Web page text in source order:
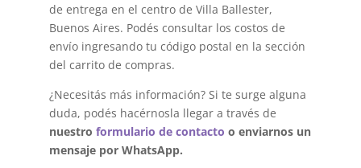
de entrega en el centro de Villa Ballester,
Buenos Aires. Podés consultar los costos de
envío ingresando tu código postal en la sección
del carrito de compras.
¿Necesitás más información? Si te surge alguna
duda, podés hacérnosla llegar a través de
nuestro formulario de contacto o enviarnos un
mensaje por WhatsApp.